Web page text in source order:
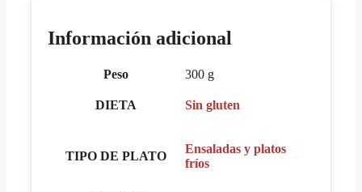
Información adicional
Peso 300 g
DIETA Sin gluten
TIPO DE PLATO
Ensaladas y platos
fríos